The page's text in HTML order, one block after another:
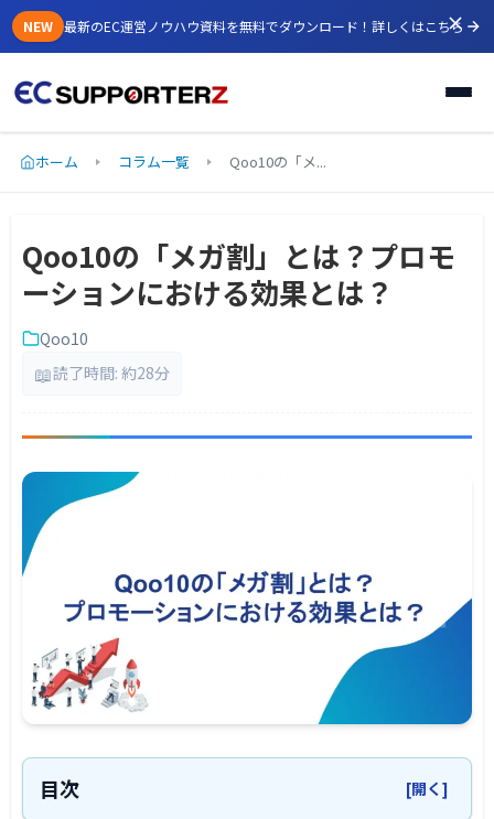
NEW 最新のEC運営ノウハウ資料を無料でダウンロード！ 詳しくはこちら
ホーム コラム一覧 Qoo10の「メ...
Qoo10の「メガ割」とは？プロモ
ーションにおける効果とは？
Qoo10
📖読了時間: 約28分
目次 [開く]